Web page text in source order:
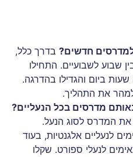
חדשים? בדרך כלל,
שבוע לשבועיים. התחילו
ביום והגדילו בהדרגה.
את התהליך.
מדרסים בכל הנעליים?
המדרס לסוג הנעל.
לנעליים אלגנטיות, בעוד
לנעלי ספורט. שקלו